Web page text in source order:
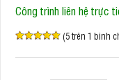
Công trình liên hệ trực
(5 trên 1 bình